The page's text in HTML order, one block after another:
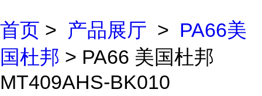
首页 > 产品展厅 > PA66美
国杜邦 > PA66 美国杜邦
MT409AHS-BK010